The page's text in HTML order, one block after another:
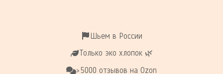
Шьем в России
Только эко хлопок 🌿
>5000 отзывов на Ozon